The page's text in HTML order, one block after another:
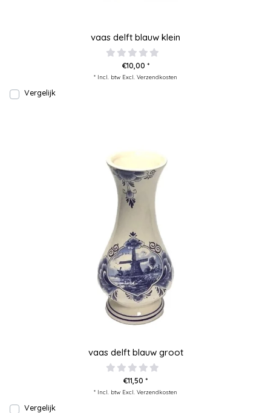
vaas delft blauw klein
€10,00 *
* Incl. btw Excl. Verzendkosten
Vergelijk
vaas delft blauw groot
€11,50 *
* Incl. btw Excl. Verzendkosten
Vergelijk